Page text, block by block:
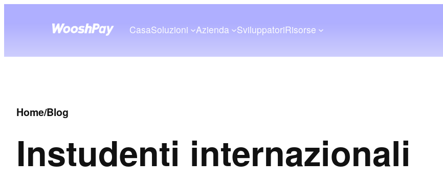
CasaSoluzioni Azienda SviluppatoriRisorse
Home/Blog
Instudenti internazionali